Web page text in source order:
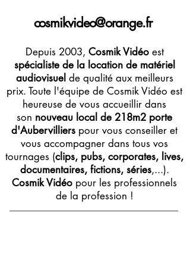
cosmikvideo@orange.fr
Depuis 2003, Cosmik Vidéoest
spécialiste de la location de matériel
audiovisuel de qualité aux meilleurs
prix. Toute l'équipe de Cosmik Vidéo est
heureuse de vous accueillir dans
son nouveau local de 218m2 porte
d'Aubervilliers pour vous conseiller et
vous accompagner dans tous vos
tournages (clips, pubs, corporates, lives,
documentaires, fictions, séries,...).
Cosmik Vidéo pour les professionnels
de la profession !